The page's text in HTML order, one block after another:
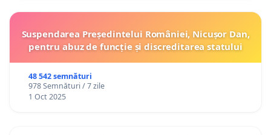
Suspendarea Președintelui României, Nicușor Dan,
pentru abuz de funcție și discreditarea statului
48 542 semnături
978 Semnături / 7 zile
1 Oct 2025